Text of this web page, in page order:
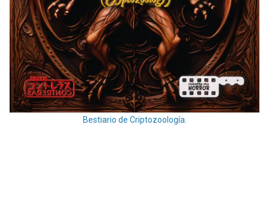
Bestiario de Criptozoología.